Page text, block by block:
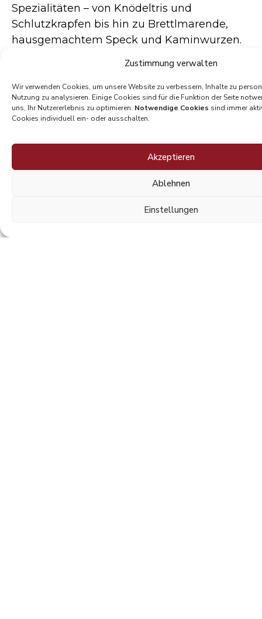
Zustimmung verwalten
Wir verwenden Cookies, um unsere Website zu verbessern, Inhalte zu
Nutzung zu analysieren. Einige Cookies sind für die Funktion der Seite
uns, Ihr Nutzererlebnis zu optimieren. Notwendige Cookies sind immer
Cookies individuell ein- oder ausschalten.
Akzeptieren
Ablehnen
Einstellungen
Spezialitäten – von Knödeltris und
Schlutzkrapfen bis hin zu Brettlmarende,
hausgemachtem Speck und Kaminwurzen.
aus eigener Produktion: Fleisch, Gemüse,
Marmeladen, Säfte und unsere Weine. Hier
schmecken Sie echte Südtiroler Tradition.